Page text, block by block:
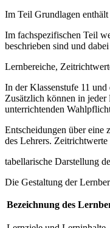
Im Teil Grundlagen
Im fachspezifischen Teil
beschrieben sind und
Lernbereiche,
In der Klassenstufe 11
Zusätzlich können in
unterrichtenden
Entscheidungen über eine
des Lehrers.
tabellarische Darstellung
Die Gestaltung der
Bezeichnung des